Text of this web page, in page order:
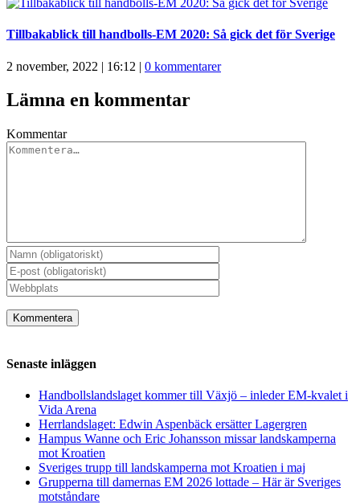
Tillbakablick till handbolls-EM 2020: Så gick det för Sverige
2 november, 2022 | 16:12 | 0 kommentarer
Lämna en kommentar
Kommentar
Senaste inläggen
Handbollslandslaget kommer till Växjö – inleder EM-kvalet i
Vida Arena
Herrlandslaget: Edwin Aspenbäck ersätter Lagergren
Hampus Wanne och Eric Johansson missar landskamperna
mot Kroatien
Sveriges trupp till landskamperna mot Kroatien i maj
Grupperna till damernas EM 2026 lottade – Här är Sveriges
motståndare